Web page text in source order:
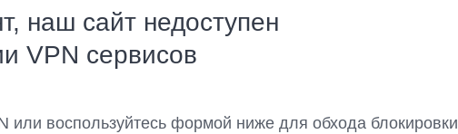
наш сайт недоступен
VPN сервисов
или воспользуйтесь формой ниже для обхода блокировки